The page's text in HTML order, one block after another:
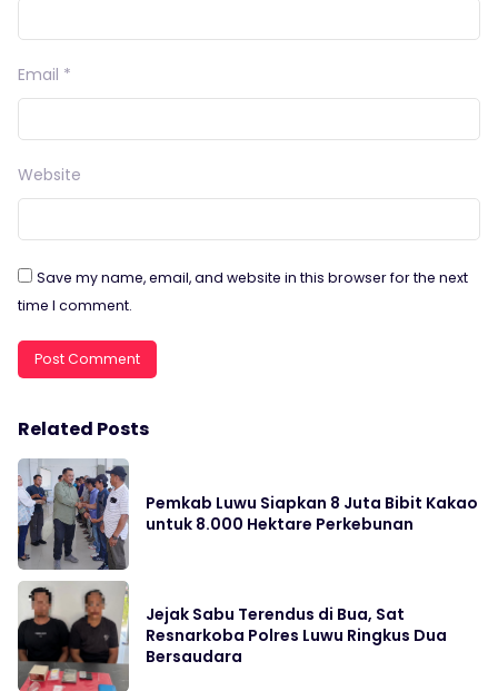
Email *
Website
Save my name, email, and website in this browser for the next
time I comment.
Related Posts
Pemkab Luwu Siapkan 8 Juta Bibit Kakao
untuk 8.000 Hektare Perkebunan
Jejak Sabu Terendus di Bua, Sat
Resnarkoba Polres Luwu Ringkus Dua
Bersaudara